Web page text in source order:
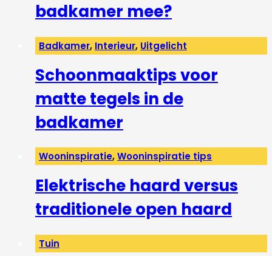
badkamer mee?
Badkamer, Interieur, Uitgelicht
Schoonmaaktips voor
matte tegels in de
badkamer
Wooninspiratie,Wooninspiratie tips
Elektrische haard versus
traditionele open haard
Tuin